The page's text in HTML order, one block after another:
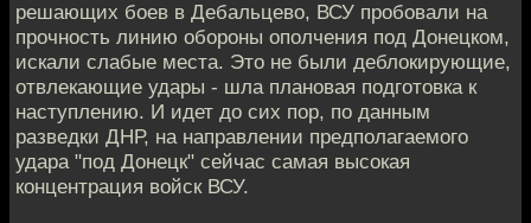
решающих боев в Дебальцево, ВСУ пробовали на
прочность линию обороны ополчения под Донецком,
искали слабые места. Это не были деблокирующие,
отвлекающие удары - шла плановая подготовка к
наступлению. И идет до сих пор, по данным
разведки ДНР, на направлении предполагаемого
удара "под Донецк" сейчас самая высокая
концентрация войск ВСУ.